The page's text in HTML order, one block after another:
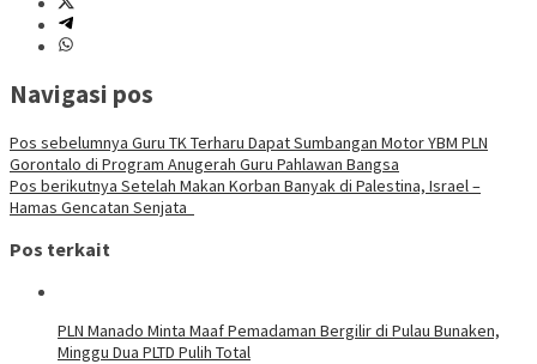
Navigasi pos
Pos sebelumnya Guru TK Terharu Dapat Sumbangan Motor YBM PLN
Gorontalo di Program Anugerah Guru Pahlawan Bangsa
Pos berikutnya Setelah Makan Korban Banyak di Palestina, Israel –
Hamas Gencatan Senjata
Pos terkait
PLN Manado Minta Maaf Pemadaman Bergilir di Pulau Bunaken,
Minggu Dua PLTD Pulih Total